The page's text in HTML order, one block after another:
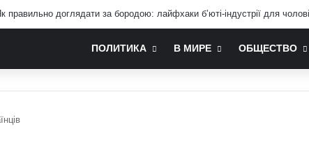
правильно доглядати за бородою: лайфхаки б’юті-індустрії для
ПОЛИТИКА В МИРЕ ОБЩЕСТВО